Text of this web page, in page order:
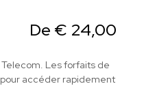
De € 24,00
Les forfaits de
pour accéder rapidement